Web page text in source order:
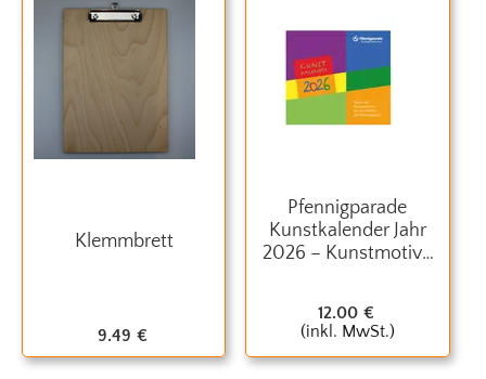
Klemmbrett
9.49 €
Pfennigparade
Kunstkalender Jahr
2026 – Kunstmotive
12.00 €
(inkl. MwSt.)